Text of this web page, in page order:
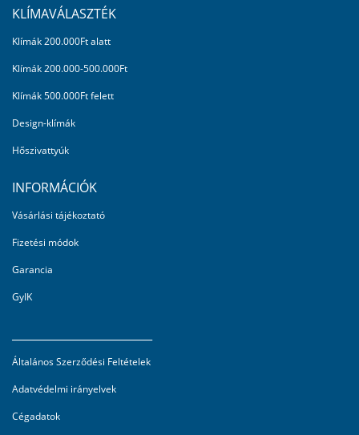
KLÍMAVÁLASZTÉK
Klímák 200.000Ft alatt
Klímák 200.000-500.000Ft
Klímák 500.000Ft felett
Design-klímák
Hőszivattyúk
INFORMÁCIÓK
Vásárlási tájékoztató
Fizetési módok
Garancia
GyIK
Általános Szerződési Feltételek
Adatvédelmi irányelvek
Cégadatok